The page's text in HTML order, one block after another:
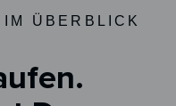
ÜBERBLICK